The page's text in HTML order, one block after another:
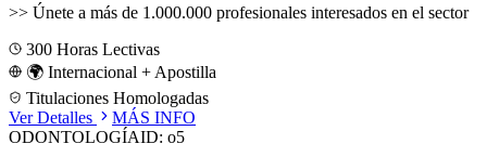
>> Únete a más de 1.000.000 profesionales interesados en el sector
300 Horas Lectivas
🌍 Internacional + Apostilla
Titulaciones Homologadas
Ver Detalles
MÁS INFO
ODONTOLOGÍAID: o5